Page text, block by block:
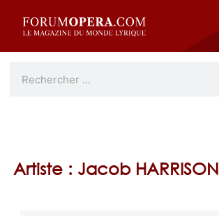
Artiste : Jacob HARRISON